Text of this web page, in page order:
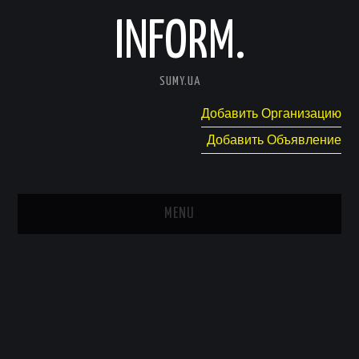
INFORM.
SUMY.UA
Добавить Организацию
Добавить Объявление
MENU